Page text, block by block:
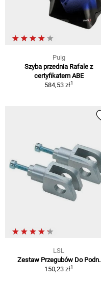
Puig
Szyba przednia Rafale z
certyfikatem ABE
584,53 zł1
LSL
Zestaw Przegubów Do Podn.
150,23 zł1